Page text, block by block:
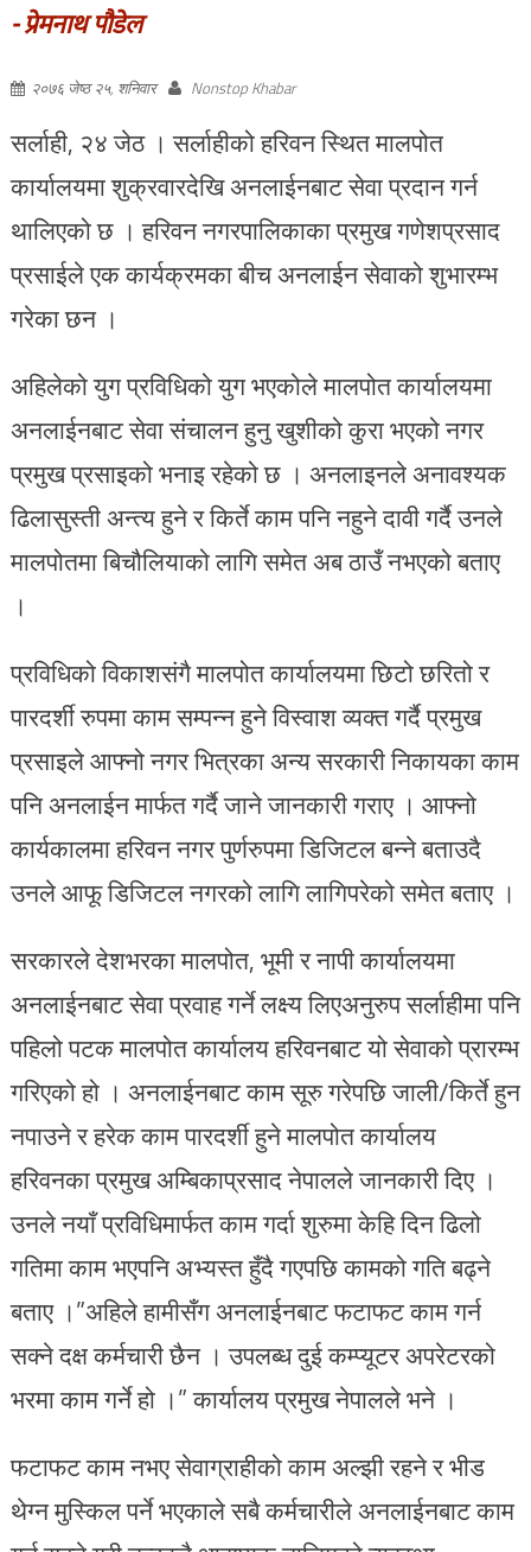
- प्रेमनाथ पौडेल
२०७६ जेष्ठ २५, शनिवार Nonstop Khabar
सर्लाही, २४ जेठ । सर्लाहीको हरिवन स्थित मालपोत
कार्यालयमा शुक्रवारदेखि अनलाईनबाट सेवा प्रदान गर्न
थालिएको छ । हरिवन नगरपालिकाका प्रमुख गणेशप्रसाद
प्रसाईले एक कार्यक्रमका बीच अनलाईन सेवाको शुभारम्भ
गरेका छन ।
अहिलेको युग प्रविधिको युग भएकोले मालपोत कार्यालयमा
अनलाईनबाट सेवा संचालन हुनु खुशीको कुरा भएको नगर
प्रमुख प्रसाइको भनाइ रहेको छ । अनलाइनले अनावश्यक
ढिलासुस्ती अन्त्य हुने र किर्ते काम पनि नहुने दावी गर्दै उनले
मालपोतमा बिचौलियाको लागि समेत अब ठाउँ नभएको बताए
।
प्रविधिको विकाशसंगै मालपोत कार्यालयमा छिटो छरितो र
पारदर्शी रुपमा काम सम्पन्न हुने विस्वाश व्यक्त गर्दै प्रमुख
प्रसाइले आफ्नो नगर भित्रका अन्य सरकारी निकायका काम
पनि अनलाईन मार्फत गर्दै जाने जानकारी गराए । आफ्नो
कार्यकालमा हरिवन नगर पुर्णरुपमा डिजिटल बन्ने बताउदै
उनले आफू डिजिटल नगरको लागि लागिपरेको समेत बताए ।
सरकारले देशभरका मालपोत, भूमी र नापी कार्यालयमा
अनलाईनबाट सेवा प्रवाह गर्ने लक्ष्य लिएअनुरुप सर्लाहीमा पनि
पहिलो पटक मालपोत कार्यालय हरिवनबाट यो सेवाको प्रारम्भ
गरिएको हो । अनलाईनबाट काम सूरु गरेपछि जाली/किर्ते हुन
नपाउने र हरेक काम पारदर्शी हुने मालपोत कार्यालय
हरिवनका प्रमुख अम्बिकाप्रसाद नेपालले जानकारी दिए ।
उनले नयाँ प्रविधिमार्फत काम गर्दा शुरुमा केहि दिन ढिलो
गतिमा काम भएपनि अभ्यस्त हुँदै गएपछि कामको गति बढ्ने
बताए ।”अहिले हामीसँग अनलाईनबाट फटाफट काम गर्न
सक्ने दक्ष कर्मचारी छैन । उपलब्ध दुई कम्प्यूटर अपरेटरको
भरमा काम गर्ने हो ।” कार्यालय प्रमुख नेपालले भने ।
फटाफट काम नभए सेवाग्राहीको काम अल्झी रहने र भीड
थेग्न मुस्किल पर्ने भएकाले सबै कर्मचारीले अनलाईनबाट काम